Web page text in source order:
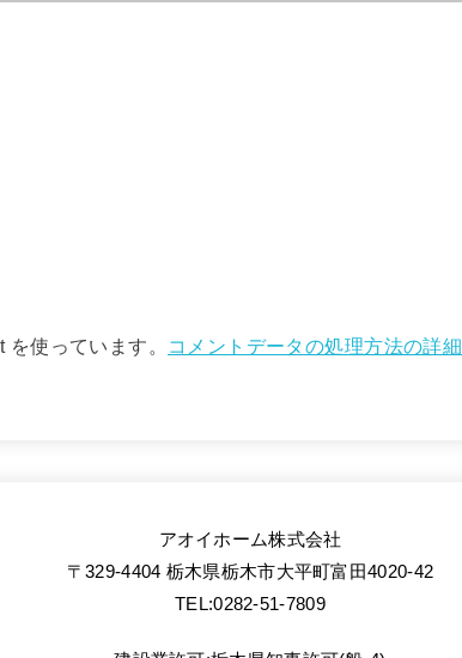
使っています。
コメントデータの処理方法の詳細
アオイホーム株式会社
〒329-4404 栃木県栃木市大平町富田4020-42
TEL:0282-51-7809